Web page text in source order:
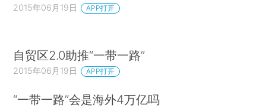
2015年06月19日 APP打开
自贸区2.0助推“一带一路”
2015年06月19日 APP打开
“一带一路”会是海外4万亿吗